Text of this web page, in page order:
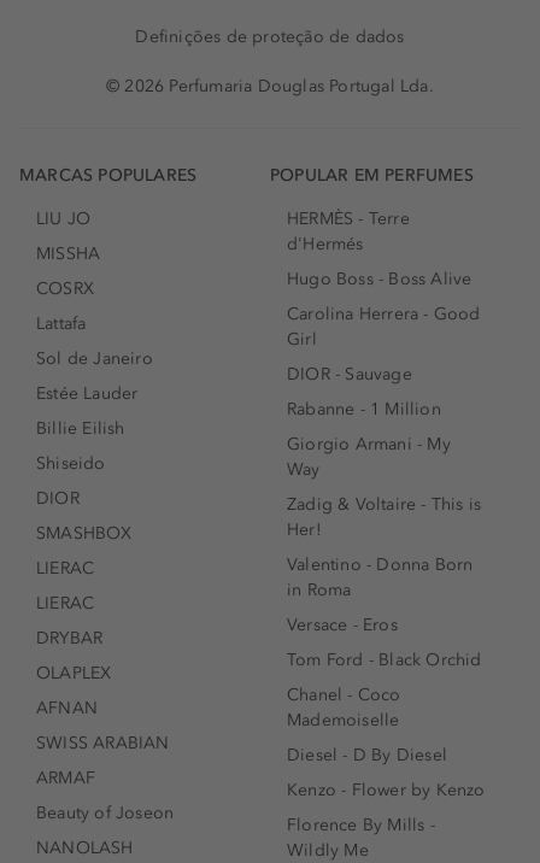
Definições de proteção de dados
© 2026 Perfumaria Douglas Portugal Lda.
MARCAS POPULARES
LIU JO
MISSHA
COSRX
Lattafa
Sol de Janeiro
Estée Lauder
Billie Eilish
Shiseido
DIOR
SMASHBOX
LIERAC
LIERAC
DRYBAR
OLAPLEX
AFNAN
SWISS ARABIAN
ARMAF
Beauty of Joseon
NANOLASH
POPULAR EM PERFUMES
HERMÈS - Terre
d'Hermés
Hugo Boss - Boss Alive
Carolina Herrera - Good
Girl
DIOR - Sauvage
Rabanne - 1 Million
Giorgio Armani - My
Way
Zadig & Voltaire - This is
Her!
Valentino - Donna Born
in Roma
Versace - Eros
Tom Ford - Black Orchid
Chanel - Coco
Mademoiselle
Diesel - D By Diesel
Kenzo - Flower by Kenzo
Florence By Mills -
Wildly Me